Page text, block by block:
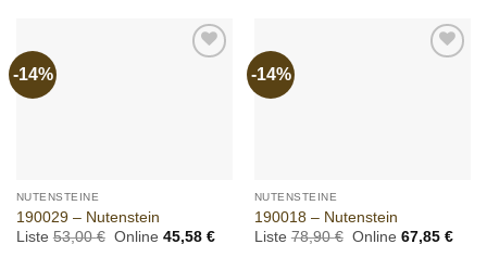
-14%
NUTENSTEINE
190029 – Nutenstein
Liste 53,00€ Ursprünglicher
Online 45,58 €Aktueller
-14%
NUTENSTEINE
190018 – Nutenstein
Liste 78,90€ Ursprünglicher
Online 67,85 €